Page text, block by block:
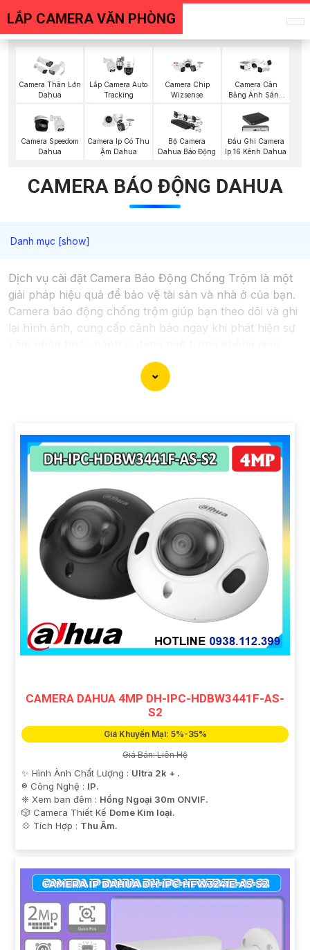
LẮP CAMERA VĂN PHÒNG
Camera Thân Lớn
Dahua
Lắp Camera Auto
Tracking
Camera Chip
Wizsense
Camera Cân
Bằng Ánh Sáng
Camera Speedom
Dahua
Camera Ip Có Thu
Ậm Dahua
Bộ Camera
Dahua Báo Động
Đầu Ghi Camera
Ip 16 Kênh Dahua
CAMERA BÁO ĐỘNG DAHUA
Dịch vụ cài đặt Camera Báo Động Chống Trộm là một
giải pháp hiệu quả để bảo vệ tài sản và nhà ở của bạn.
Camera báo động chống trộm giúp bạn theo dõi và ghi
lại hình ảnh, cung cấp cảnh báo ngay khi phát hiện sự
Nếu bạn quan tâm đến việc lắp đặt Camera Báo Động
Chống Trộm, bạn có thể liên hệ với các công ty cung
về các sản phẩm camera báo động trên thị trường và
tự lắp đặt nếu bạn muốn.
Nếu bạn cần thêm thông tin hoặc muốn để lại thông tin
liên lạc, Từng công trình có thể giúp bạn tìm kiếm các
dịch vụ liên quan đến lắp đặt Camera Báo Động Chống
Trộm.
CAMERA DAHUA 4MP DH-IPC-HDBW3441F-AS-
S2
Giá Khuyến Mại: 5%-35%
Giá Bán: Liên Hệ
✨ Hình Ành Chất Lượng : Ultra 2k + .
®️ Công Nghệ : IP.
❈ Xem ban đêm : Hồng Ngoại 30m ONVIF.
🎲 Camera Thiết Kế Dome Kim loại.
️💠 Tích Hợp : Thu Âm.